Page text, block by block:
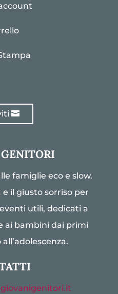
famiglie eco e slow.
il giusto sorriso per
utili, dedicati a
ai bambini dai primi